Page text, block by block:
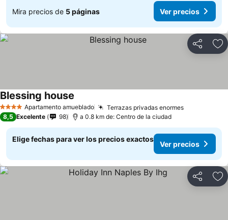
Mira precios de 5 páginas Ver precios
Compartir
4 EstrellasApartamento amueblado Terrazas privadas enormesVer precios
Blessing house
8,5 Excelente 98 a 0.8 km de: Centro de la ciudad
Elige fechas para ver los precios exactos
Ver precios
Compartir